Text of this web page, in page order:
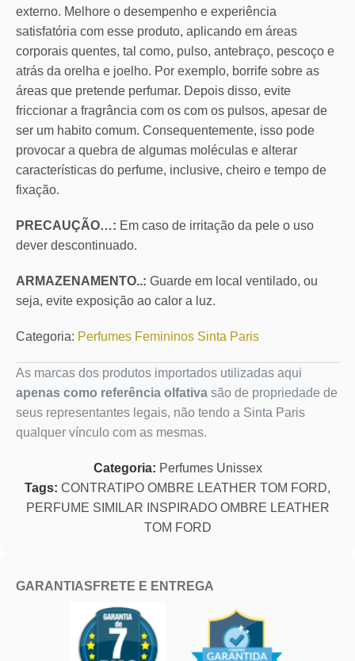
externo. Melhore o desempenho e experiência
satisfatória com esse produto, aplicando em áreas
corporais quentes, tal como, pulso, antebraço, pescoço e
atrás da orelha e joelho. Por exemplo, borrife sobre as
áreas que pretende perfumar. Depois disso, evite
friccionar a fragrância com os com os pulsos, apesar de
ser um habito comum. Consequentemente, isso pode
provocar a quebra de algumas moléculas e alterar
características do perfume, inclusive, cheiro e tempo de
fixação.
PRECAUÇÃO…: Em caso de irritação da pele o uso
dever descontinuado.
ARMAZENAMENTO..: Guarde em local ventilado, ou
seja, evite exposição ao calor a luz.
Categoria: Perfumes Femininos Sinta Paris
As marcas dos produtos importados utilizadas aqui
apenas como referência olfativa são de propriedade de
seus representantes legais, não tendo a Sinta Paris
qualquer vínculo com as mesmas.
Categoria: Perfumes Unissex
Tags: CONTRATIPO OMBRE LEATHER TOM FORD,
PERFUME SIMILAR INSPIRADO OMBRE LEATHER
TOM FORD
GARANTIAS FRETE E ENTREGA